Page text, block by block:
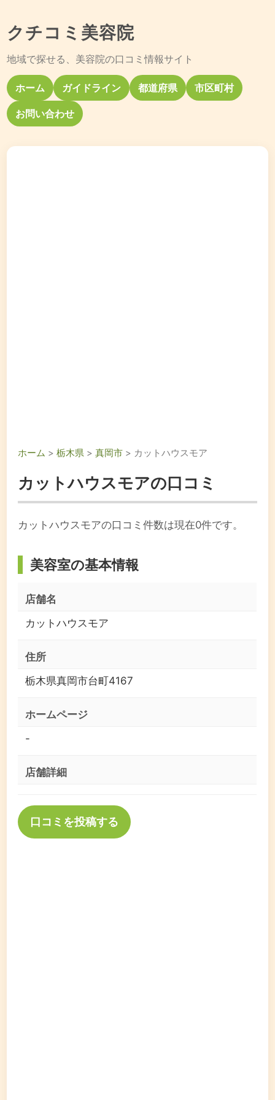
クチコミ美容院
地域で探せる、美容院の口コミ情報サイト
ホーム ガイドライン 都道府県 市区町村
お問い合わせ
ホーム >栃木県 >真岡市 > カットハウスモア
カットハウスモアの口コミ
カットハウスモアの口コミ件数は現在0件です。
美容室の基本情報
店舗名
カットハウスモア
住所
栃木県真岡市台町4167
ホームページ
-
店舗詳細
口コミを投稿する